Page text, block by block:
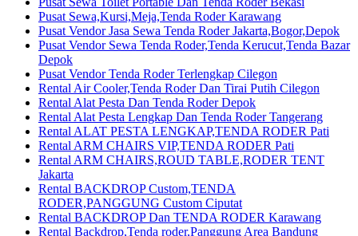
Pusat Sewa,Kursi,Meja,Tenda Roder Karawang
Pusat Vendor Jasa Sewa Tenda Roder Jakarta,Bogor,Depok
Pusat Vendor Sewa Tenda Roder,Tenda Kerucut,Tenda Bazar
Depok
Pusat Vendor Tenda Roder Terlengkap Cilegon
Rental Air Cooler,Tenda Roder Dan Tirai Putih Cilegon
Rental Alat Pesta Dan Tenda Roder Depok
Rental Alat Pesta Lengkap Dan Tenda Roder Tangerang
Rental ALAT PESTA LENGKAP,TENDA RODER Pati
Rental ARM CHAIRS VIP,TENDA RODER Pati
Rental ARM CHAIRS,ROUD TABLE,RODER TENT
Jakarta
Rental BACKDROP Custom,TENDA
RODER,PANGGUNG Custom Ciputat
Rental BACKDROP Dan TENDA RODER Karawang
Rental Backdrop,Tenda roder,Panggung Area Bandung